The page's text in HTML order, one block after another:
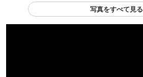
写真をすべて見る